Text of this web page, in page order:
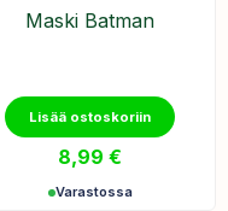
Maski Batman
Lisää ostoskoriin
8,99 €
Varastossa